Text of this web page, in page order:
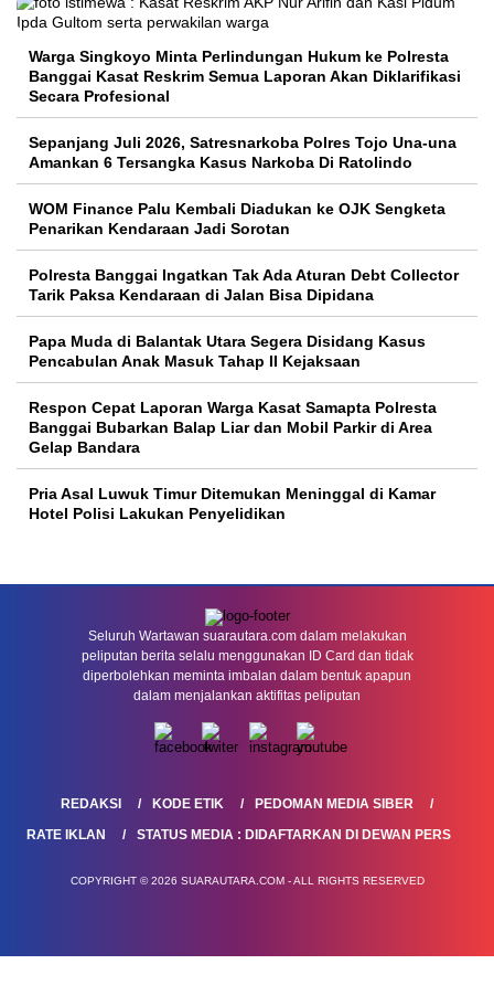
Warga Singkoyo Minta Perlindungan Hukum ke Polresta
Banggai Kasat Reskrim Semua Laporan Akan Diklarifikasi
Secara Profesional
Sepanjang Juli 2026, Satresnarkoba Polres Tojo Una-una
Amankan 6 Tersangka Kasus Narkoba Di Ratolindo
WOM Finance Palu Kembali Diadukan ke OJK Sengketa
Penarikan Kendaraan Jadi Sorotan
Polresta Banggai Ingatkan Tak Ada Aturan Debt Collector
Tarik Paksa Kendaraan di Jalan Bisa Dipidana
Papa Muda di Balantak Utara Segera Disidang Kasus
Pencabulan Anak Masuk Tahap II Kejaksaan
Respon Cepat Laporan Warga Kasat Samapta Polresta
Banggai Bubarkan Balap Liar dan Mobil Parkir di Area
Gelap Bandara
Pria Asal Luwuk Timur Ditemukan Meninggal di Kamar
Hotel Polisi Lakukan Penyelidikan
Seluruh Wartawan suarautara.com dalam melakukan
peliputan berita selalu menggunakan ID Card dan tidak
diperbolehkan meminta imbalan dalam bentuk apapun
dalam menjalankan aktifitas peliputan
REDAKSI KODE ETIK
PEDOMAN MEDIA SIBER
RATE IKLAN
STATUS MEDIA : DIDAFTARKAN DI DEWAN PERS
COPYRIGHT © 2026 SUARAUTARA.COM - ALL RIGHTS RESERVED